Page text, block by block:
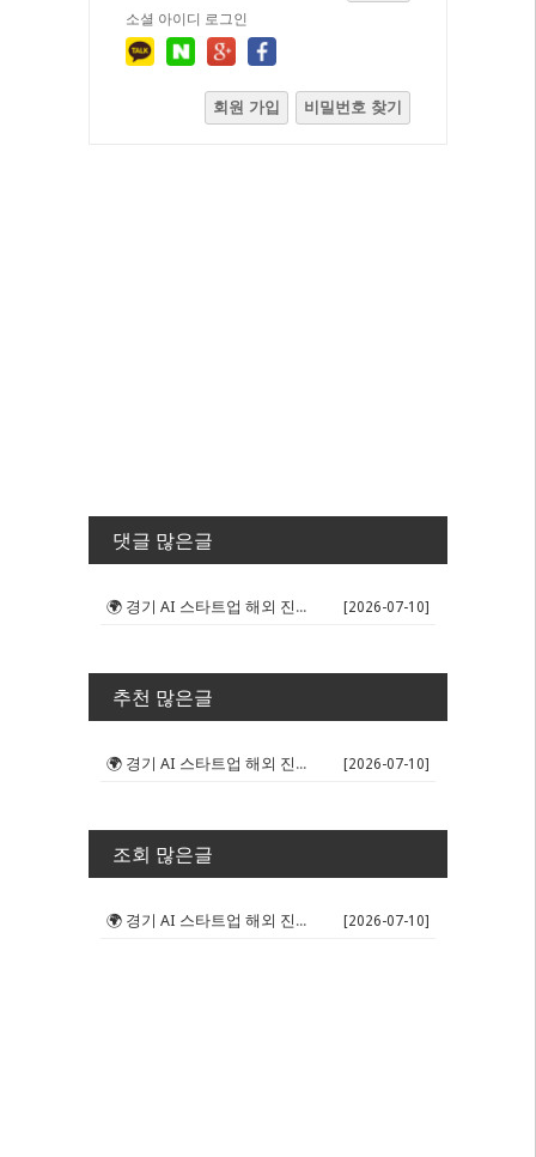
소셜 아이디 로그인
회원 가입 비밀번호 찾기
댓글 많은글
🌍 경기 AI 스타트업 해외 진출 판... [2026-07-10]
추천 많은글
🌍 경기 AI 스타트업 해외 진출 판... [2026-07-10]
조회 많은글
🌍 경기 AI 스타트업 해외 진출 판... [2026-07-10]